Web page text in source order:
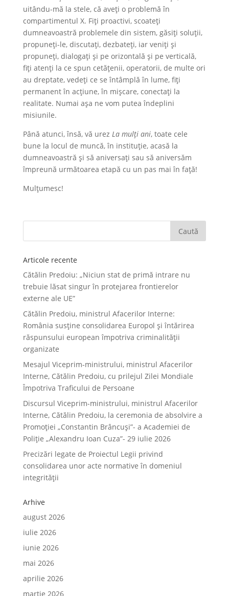
uitându-mă la stele, că aveți o problemă în
compartimentul X. Fiți proactivi, scoateți
dumneavoastră problemele din sistem, găsiți soluții,
propuneți-le, discutați, dezbateți, iar veniți și
propuneți, dialogați și pe orizontală și pe verticală,
fiți atenți la ce spun cetățenii, operatorii, de multe ori
au dreptate, vedeți ce se întâmplă în lume, fiți
permanent în acțiune, în mișcare, conectați la
realitate. Numai așa ne vom putea îndeplini
misiunile.
Până atunci, însă, vă urez La mulți ani, toate cele
bune la locul de muncă, în instituție, acasă la
dumneavoastră și să aniversați sau să aniversăm
împreună următoarea etapă cu un pas mai în față!
Mulțumesc!
Articole recente
Cătălin Predoiu: „Niciun stat de primă intrare nu
trebuie lăsat singur în protejarea frontierelor
externe ale UE”
Cătălin Predoiu, ministrul Afacerilor Interne:
România susține consolidarea Europol și întărirea
răspunsului european împotriva criminalității
organizate
Mesajul Viceprim-ministrului, ministrul Afacerilor
Interne, Cătălin Predoiu, cu prilejul Zilei Mondiale
Împotriva Traficului de Persoane
Discursul Viceprim-ministrului, ministrul Afacerilor
Interne, Cătălin Predoiu, la ceremonia de absolvire a
Promoției „Constantin Brâncuși”- a Academiei de
Poliție „Alexandru Ioan Cuza”- 29 iulie 2026
Precizări legate de Proiectul Legii privind
consolidarea unor acte normative în domeniul
integrității
Arhive
august 2026
iulie 2026
iunie 2026
mai 2026
aprilie 2026
martie 2026